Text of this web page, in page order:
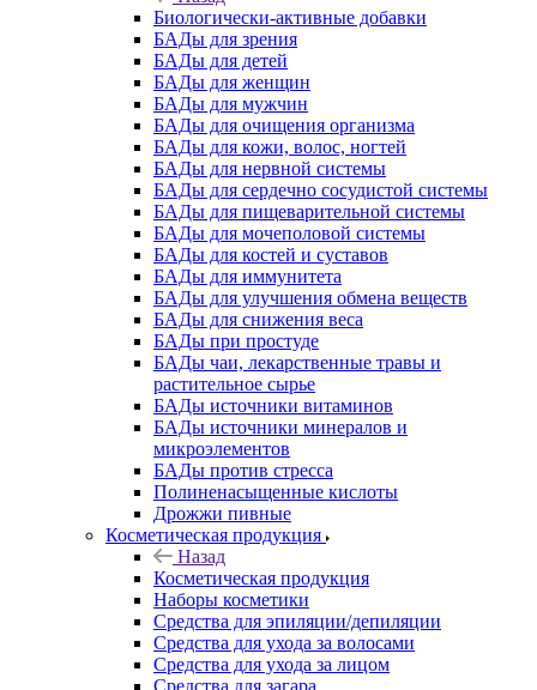
Биологически-активные добавки
БАДы для зрения
БАДы для детей
БАДы для женщин
БАДы для мужчин
БАДы для очищения организма
БАДы для кожи, волос, ногтей
БАДы для нервной системы
БАДы для сердечно сосудистой системы
БАДы для пищеварительной системы
БАДы для мочеполовой системы
БАДы для костей и суставов
БАДы для иммунитета
БАДы для улучшения обмена веществ
БАДы для снижения веса
БАДы при простуде
БАДы чаи, лекарственные травы и
растительное сырье
БАДы источники витаминов
БАДы источники минералов и
микроэлементов
БАДы против стресса
Полиненасыщенные кислоты
Дрожжи пивные
Косметическая продукция
Назад
Косметическая продукция
Наборы косметики
Средства для эпиляции/депиляции
Средства для ухода за волосами
Средства для ухода за лицом
Средства для загара